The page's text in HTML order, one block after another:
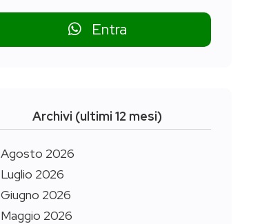
Entra
Archivi (ultimi 12 mesi)
Agosto 2026
Luglio 2026
Giugno 2026
Maggio 2026